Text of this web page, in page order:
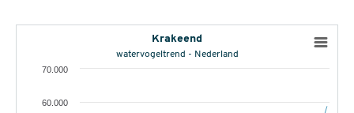
Krakeend
watervogeltrend - Nederland
60.000
70.000